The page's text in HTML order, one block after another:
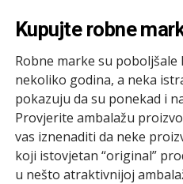
Kupujte robne
Robne marke su
nekoliko godina, a neka
pokazuju da su ponekad i
Provjerite ambalažu
vas iznenaditi da neke
koji istovjetan “original”
u nešto atraktivnijoj